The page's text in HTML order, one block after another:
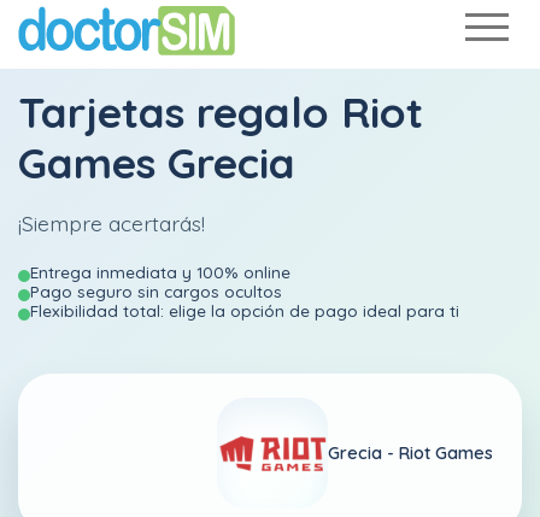
Tarjetas regalo Riot
Games Grecia
¡Siempre acertarás!
Entrega inmediata y 100% online
Pago seguro sin cargos ocultos
Flexibilidad total: elige la opción de pago ideal para ti
Grecia - Riot Games